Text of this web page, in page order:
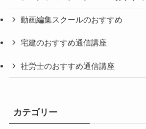
動画編集スクールのおすすめ
宅建のおすすめ通信講座
社労士のおすすめ通信講座
カテゴリー